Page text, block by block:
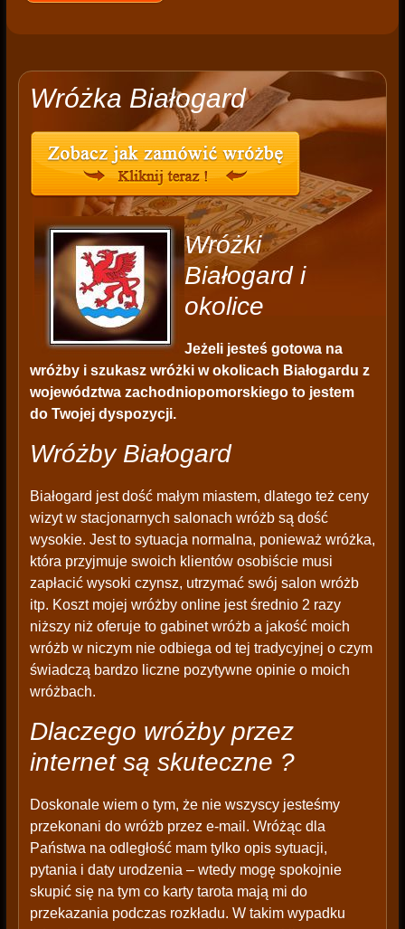
Wróżka Białogard
Wróżki
Białogard i
okolice
Jeżeli jesteś gotowa na
wróżby i szukasz wróżki w okolicach Białogardu z
województwa zachodniopomorskiego to jestem
do Twojej dyspozycji.
Wróżby Białogard
Białogard jest dość małym miastem, dlatego też ceny
wizyt w stacjonarnych salonach wróżb są dość
wysokie. Jest to sytuacja normalna, ponieważ wróżka,
która przyjmuje swoich klientów osobiście musi
zapłacić wysoki czynsz, utrzymać swój salon wróżb
itp. Koszt mojej wróżby online jest średnio 2 razy
niższy niż oferuje to gabinet wróżb a jakość moich
wróżb w niczym nie odbiega od tej tradycyjnej o czym
świadczą bardzo liczne pozytywne opinie o moich
wróżbach.
Dlaczego wróżby przez
internet są skuteczne ?
Doskonale wiem o tym, że nie wszyscy jesteśmy
przekonani do wróżb przez e-mail. Wróżąc dla
Państwa na odległość mam tylko opis sytuacji,
pytania i daty urodzenia – wtedy mogę spokojnie
skupić się na tym co karty tarota mają mi do
przekazania podczas rozkładu. W takim wypadku